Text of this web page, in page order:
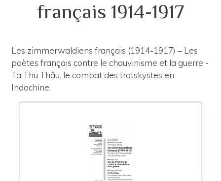
français 1914-1917
Les zimmerwaldiens français (1914-1917) – Les
poètes français contre le chauvinisme et la guerre -
Ta Thu Thâu, le combat des trotskystes en
Indochine